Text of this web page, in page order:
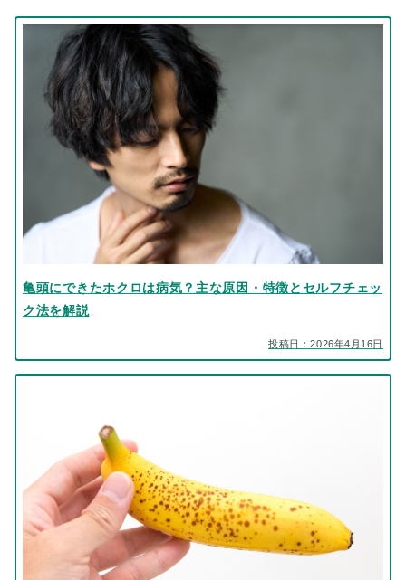
亀頭にできたホクロは病気？主な原因・特徴とセルフチェッ
ク法を解説
投稿日：2026年4月16日